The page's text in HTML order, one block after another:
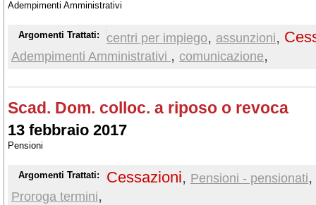
Adempimenti Amministrativi
Argomenti Trattati: centri per impiego, assunzioni,
Adempimenti Amministrativi , comunicazione,
Scad. Dom. colloc. a riposo o revoca
13 febbraio 2017
Pensioni
Argomenti Trattati: Cessazioni, Pensioni - pensionati,
Proroga termini,